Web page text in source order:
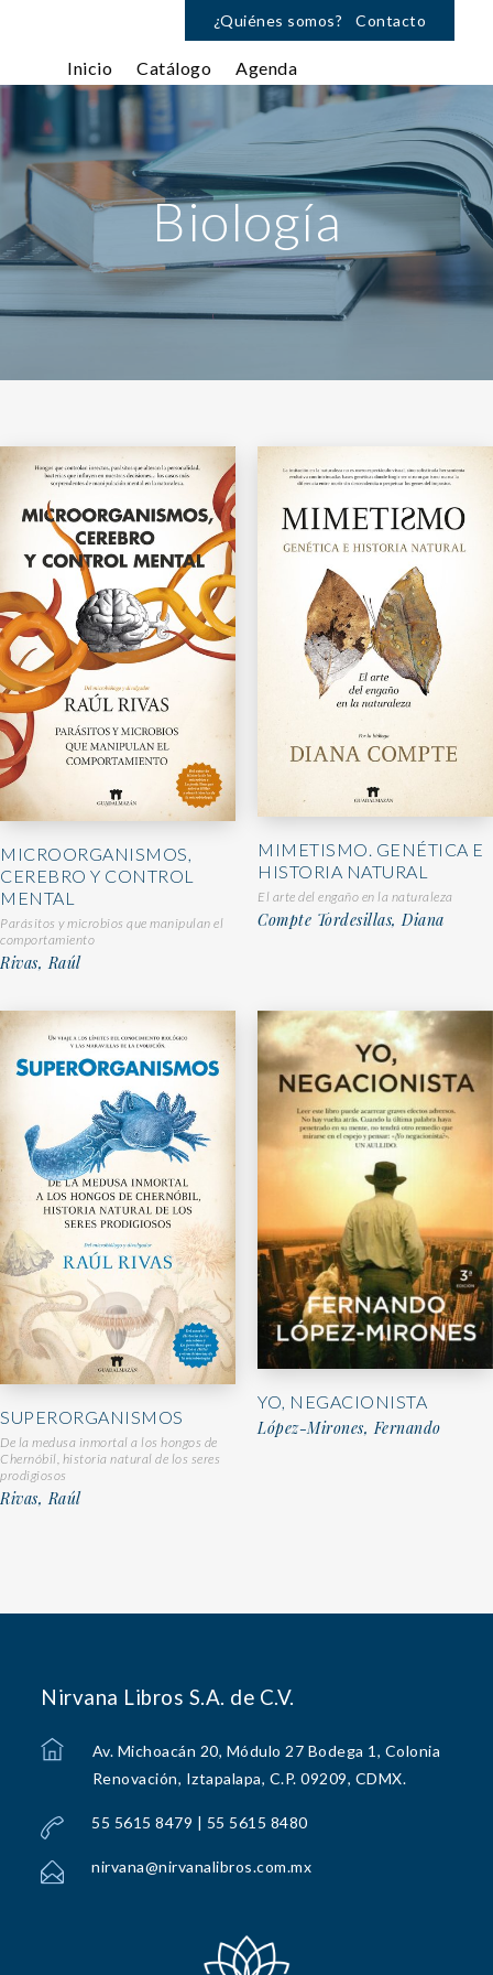
¿Quiénes somos? Contacto
Inicio Catálogo Agenda
Biología
MICROORGANISMOS,
CEREBRO Y CONTROL
MENTAL
Parásitos y microbios que manipulan el
comportamiento
Rivas, Raúl
MIMETISMO. GENÉTICA E
HISTORIA NATURAL
El arte del engaño en la naturaleza
Compte Tordesillas, Diana
SUPERORGANISMOS
De la medusa inmortal a los hongos de
Chernóbil, historia natural de los seres
prodigiosos
Rivas, Raúl
YO, NEGACIONISTA
López-Mirones, Fernando
Nirvana Libros S.A. de C.V.
Av. Michoacán 20, Módulo 27 Bodega 1, Colonia
Renovación, Iztapalapa, C.P. 09209, CDMX.
55 5615 8479 | 55 5615 8480
nirvana@nirvanalibros.com.mx